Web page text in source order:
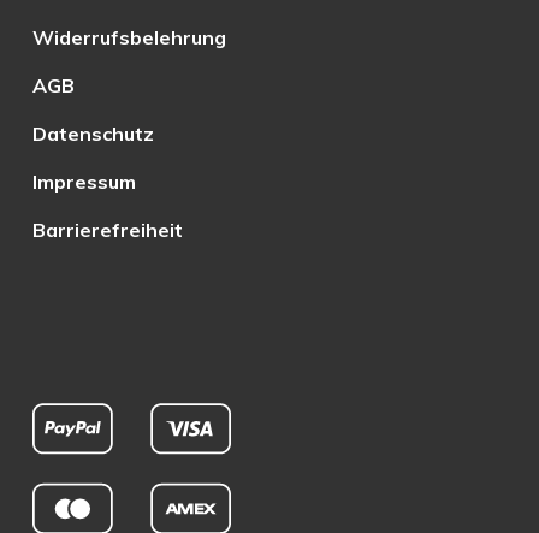
Widerrufsbelehrung
AGB
Datenschutz
Impressum
Barrierefreiheit